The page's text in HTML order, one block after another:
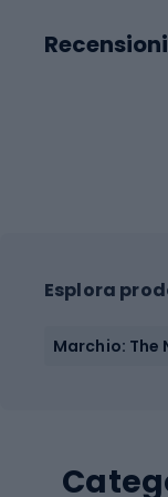
Esplora
Marchio: The